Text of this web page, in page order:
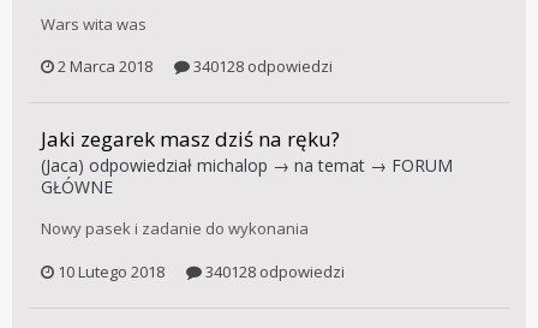
Wars wita was
2 Marca 2018
340128 odpowiedzi
Jaki zegarek masz dziś na ręku?
(Jaca) odpowiedział michalop → na temat → FORUM
GŁÓWNE
Nowy pasek i zadanie do wykonania
10 Lutego 2018
340128 odpowiedzi